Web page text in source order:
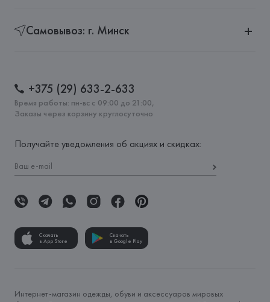
Самовывоз: г. Минск
+375 (29) 633-2-633
Время работы: пн-вс с 09:00 до 21:00,
Заказы через корзину круглосуточно
Получайте уведомления об акциях и скидках:
Скачать
в App Store
Скачать
в Google Play
Интернет-магазин одежды, обуви и аксессуаров мировых